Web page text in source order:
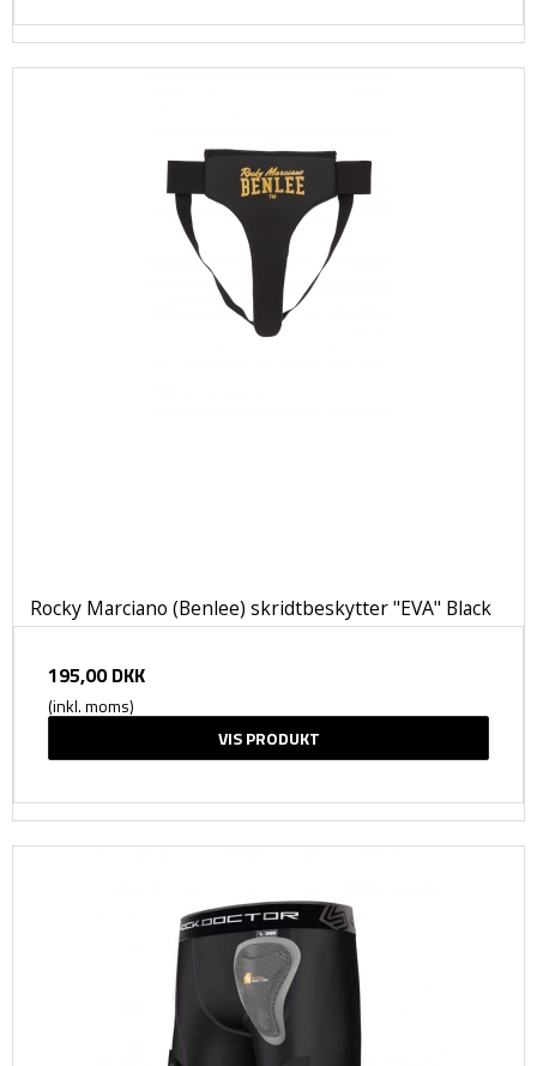
Rocky Marciano (Benlee) skridtbeskytter "EVA" Black
195,00 DKK
(inkl. moms)
VIS PRODUKT